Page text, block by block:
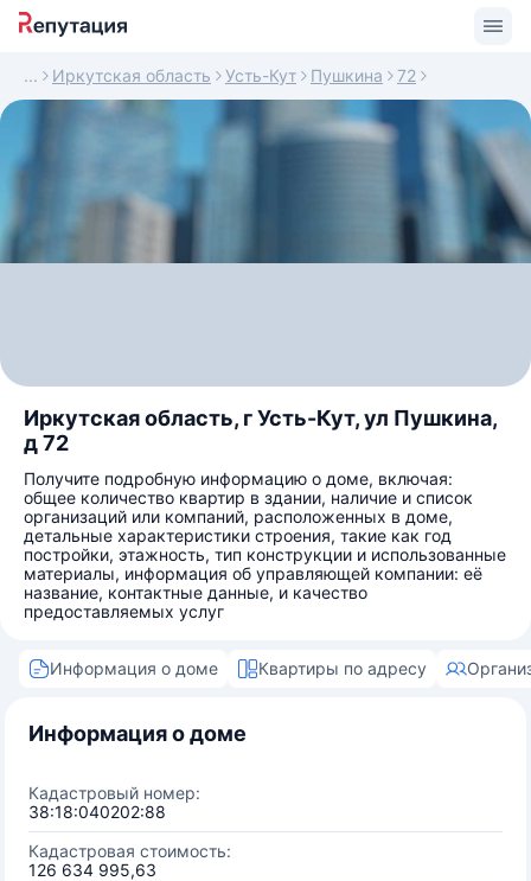
Иркутская область Усть-Кут Пушкина 72
Иркутская область, г Усть-Кут, ул Пушкина,
д 72
Получите подробную информацию о доме, включая:
общее количество квартир в здании, наличие и список
организаций или компаний, расположенных в доме,
детальные характеристики строения, такие как год
постройки, этажность, тип конструкции и использованные
материалы, информация об управляющей компании: её
название, контактные данные, и качество
предоставляемых услуг
Информация о доме Квартиры по адресу
Информация о доме
Кадастровый номер:
38:18:040202:88
Кадастровая стоимость:
126 634 995,63